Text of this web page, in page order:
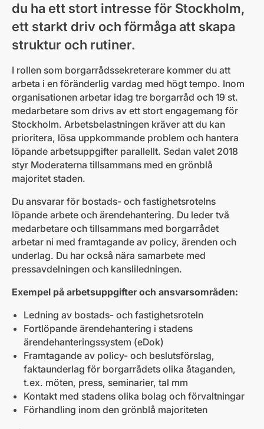
du ha ett stort intresse för Stockholm,
ett starkt driv och förmåga att skapa
struktur och rutiner.
I rollen som borgarrådssekreterare kommer du att
arbeta i en föränderlig vardag med högt tempo. Inom
organisationen arbetar idag tre borgarråd och 19 st.
medarbetare som drivs av ett stort engagemang för
Stockholm. Arbetsbelastningen kräver att du kan
prioritera, lösa uppkommande problem och hantera
löpande arbetsuppgifter parallellt. Sedan valet 2018
styr Moderaterna tillsammans med en grönblå
majoritet staden.
Du ansvarar för bostads- och fastighetsrotelns
löpande arbete och ärendehantering. Du leder två
medarbetare och tillsammans med borgarrådet
arbetar ni med framtagande av policy, ärenden och
underlag. Du har också nära samarbete med
pressavdelningen och kansliledningen.
Exempel på arbetsuppgifter och ansvarsområden:
Ledning av bostads- och fastighetsroteln
Fortlöpande ärendehantering i stadens
ärendehanteringssystem (eDok)
Framtagande av policy- och beslutsförslag,
faktaunderlag för borgarrådets olika åtaganden,
t.ex. möten, press, seminarier, tal mm
Kontakt med stadens olika bolag och förvaltningar
Förhandling inom den grönblå majoriteten